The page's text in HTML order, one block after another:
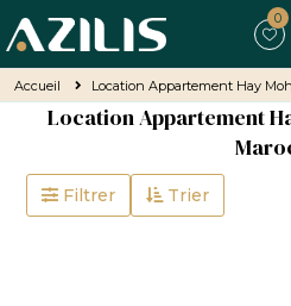
0
Accueil Location Appartement Hay
Location Appartement
Filtrer Trier